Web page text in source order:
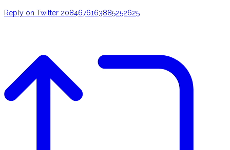
Reply on Twitter 2084676163885252625